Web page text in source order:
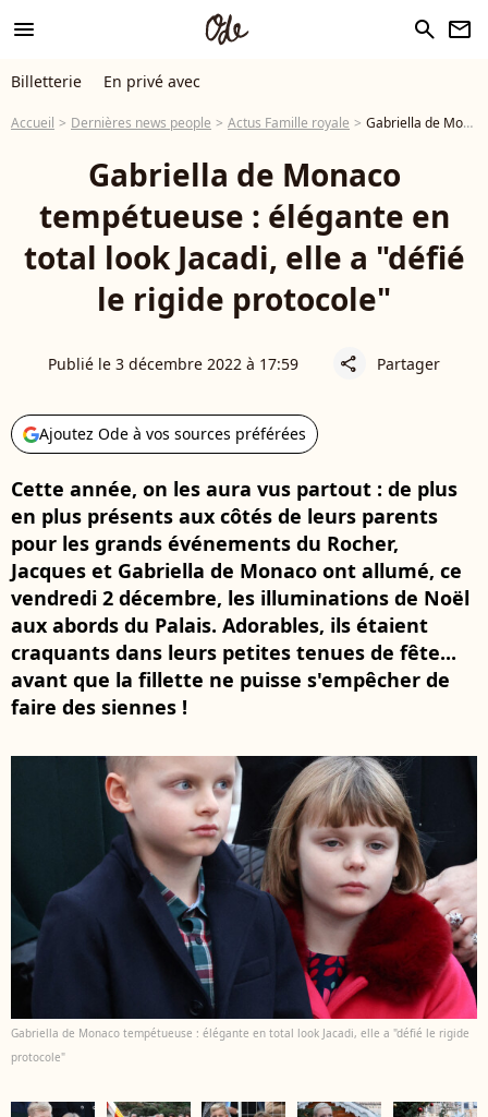
menu search newsletter
Billetterie En privé avec
Accueil Dernières news people Actus Famille royale Gabriella de Monaco tempétueuse : élégante en total look Jacadi, elle a "défié le rigide protocole"
Gabriella de Monaco
tempétueuse : élégante en
total look Jacadi, elle a "défié
le rigide protocole"
Publié le 3 décembre 2022 à 17:59 share Partager
Ajoutez Ode à vos sources préférées
Cette année, on les aura vus partout : de plus
en plus présents aux côtés de leurs parents
pour les grands événements du Rocher,
Jacques et Gabriella de Monaco ont allumé, ce
vendredi 2 décembre, les illuminations de Noël
aux abords du Palais. Adorables, ils étaient
craquants dans leurs petites tenues de fête...
avant que la fillette ne puisse s'empêcher de
faire des siennes !
Gabriella de Monaco tempétueuse : élégante en total look Jacadi, elle a "défié le rigide
protocole"